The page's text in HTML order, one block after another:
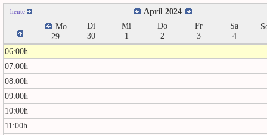
heute
April 2024
Mo
29
Di
30
Mi
1
Do
2
Fr
3
Sa
4
06:00h
07:00h
08:00h
09:00h
10:00h
11:00h